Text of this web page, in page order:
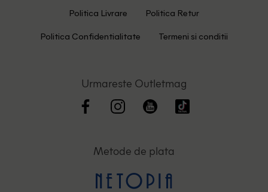
Politica Livrare Politica Retur
Politica Confidentialitate Termeni si conditii
Urmareste Outletmag
Metode de plata